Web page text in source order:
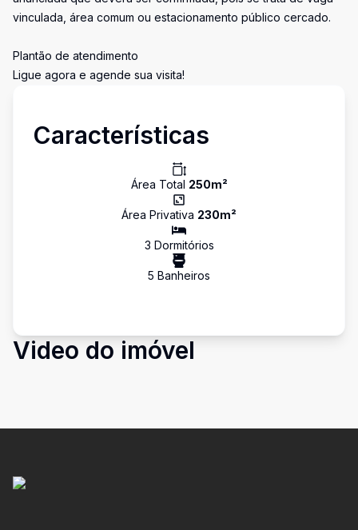
vinculada, área comum ou estacionamento público cercado.
Plantão de atendimento
Ligue agora e agende sua visita!
Características
Área Total 250m²
Área Privativa 230m²
3 Dormitórios
5 Banheiros
Video do imóvel